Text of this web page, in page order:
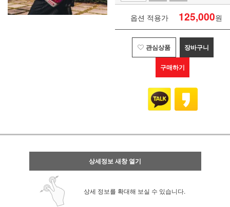
옵션 적용가 125,000원
관심상품 장바구니
구매하기
상세정보 새창 열기
상세 정보를 확대해 보실 수 있습니다.